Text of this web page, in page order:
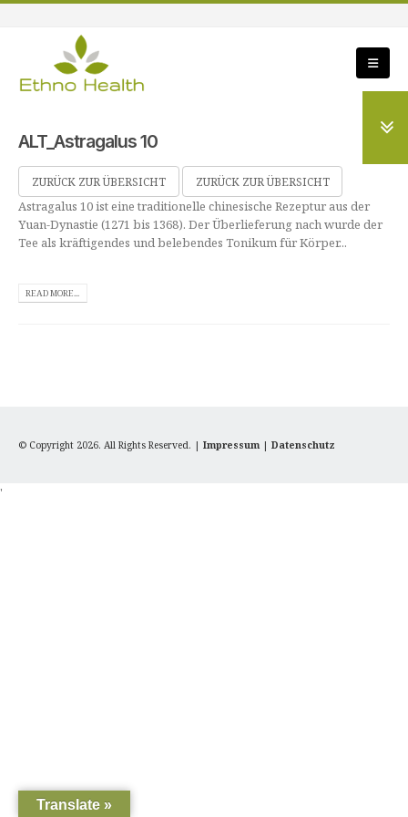
ALT_Astragalus 10
ZURÜCK ZUR ÜBERSICHT ZURÜCK ZUR ÜBERSICHT
Astragalus 10 ist eine traditionelle chinesische Rezeptur aus der
Yuan-Dynastie (1271 bis 1368). Der Überlieferung nach wurde der
Tee als kräftigendes und belebendes Tonikum für Körper...
READ MORE...
© Copyright 2026. All Rights Reserved. | Impressum | Datenschutz
'
Translate »